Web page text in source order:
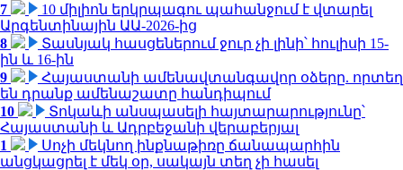
7
10 միլիոն երկրպագու պահանջում է վտարել
Արգենտինային ԱԱ-2026-ից
8
Տասնյակ հասցեներում ջուր չի լինի՝ հուլիսի 15-
ին և 16-ին
9
Հայաստանի ամենավտանգավոր օձերը. որտեղ
են դրանք ամենաշատը հանդիպում
10
Տոկաևի անսպասելի հայտարարությունը՝
Հայաստանի և Ադրբեջանի վերաբերյալ
1
Սոչի մեկնող ինքնաթիռը ճանապարհին
անցկացրել է մեկ օր, սակայն տեղ չի հասել